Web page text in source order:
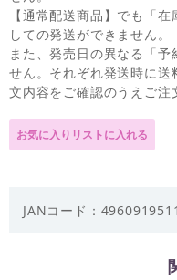
【通常配送商品】でも「
しての発送ができません。
また、発売日の異なる「
せん。それぞれ発送時に
文内容をご確認のうえご注
JANコード：